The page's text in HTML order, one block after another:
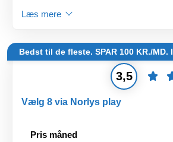
Læs mere
Bedst til de fleste. SPAR 100 KR./MD.
Vælg 8 via Norlys play
3,5
Pris måned